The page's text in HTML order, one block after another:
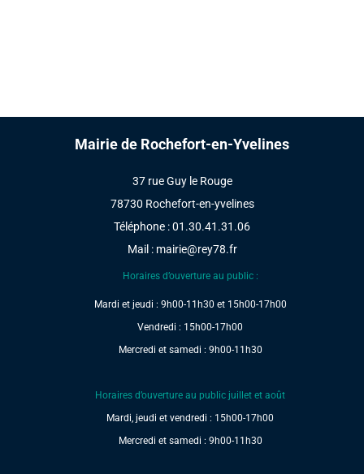
Mairie de Rochefort-en-Yvelines
37 rue Guy le Rouge
78730 Rochefort-en-yvelines
Téléphone : 01.30.41.31.06
Mail : mairie@rey78.fr
Horaires d’ouverture au public :
Mardi et jeudi : 9h00-11h30 et 15h00-17h00
Vendredi : 15h00-17h00
Mercredi et samedi : 9h00-11h30
Horaires d’ouverture au public juillet et août
Mardi, jeudi et vendredi : 15h00-17h00
Mercredi et samedi : 9h00-11h30